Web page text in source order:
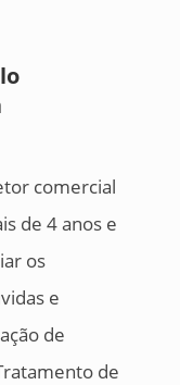
comercial
de 4 anos e
os
e
de
de